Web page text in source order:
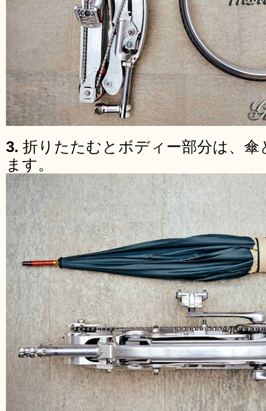
3. 折りたたむとボディー部分は、
ます。